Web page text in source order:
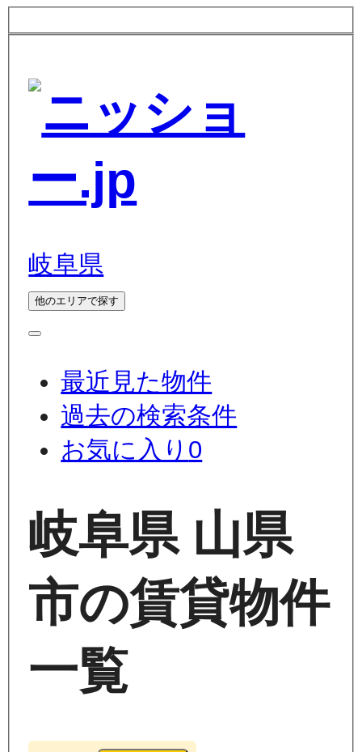
岐阜県
他のエリアで探す
最近見た物件
過去の検索条件
お気に入り 0
岐阜県 山県
市の賃貸物件
一覧